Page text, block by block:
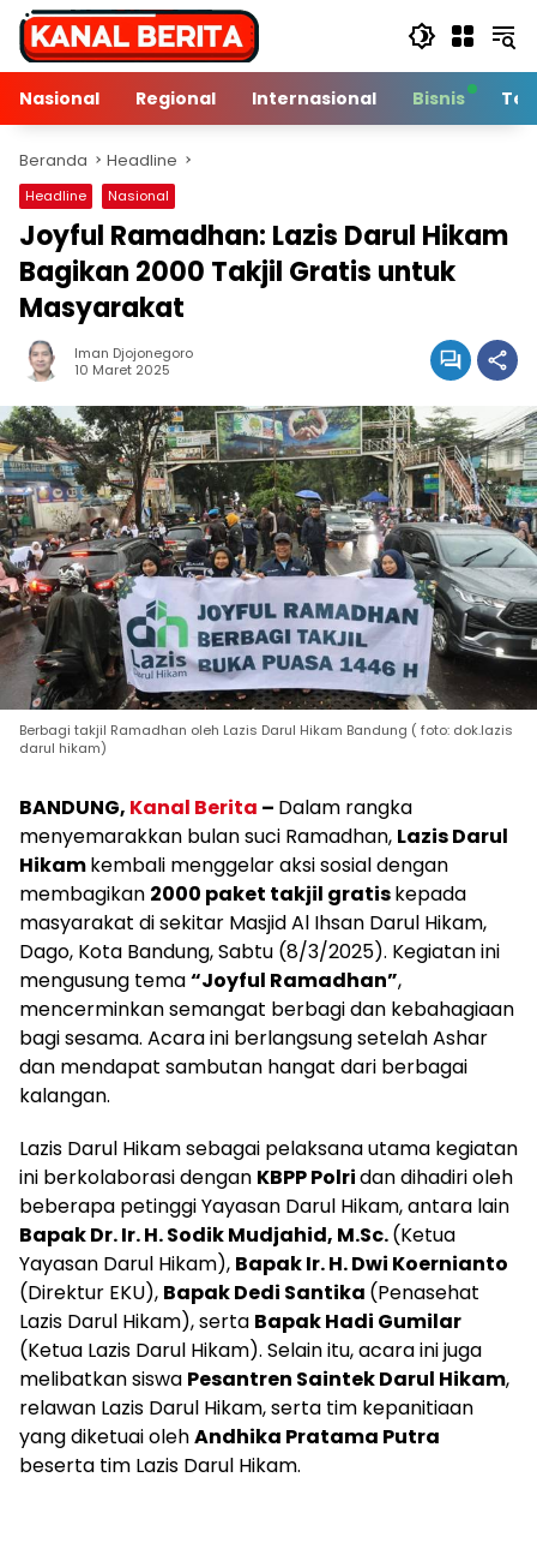
Langsung
konten
Nasional
Regional Internasional Bisnis
Beranda Headline
Headline Nasional
Joyful Ramadhan: Lazis Darul Hikam
Bagikan 2000 Takjil Gratis untuk
Masyarakat
Iman Djojonegoro
10 Maret 2025
Berbagi takjil Ramadhan oleh Lazis Darul Hikam Bandung ( foto: dok.lazis
darul hikam)
BANDUNG, Kanal Berita – Dalam rangka
menyemarakkan bulan suci Ramadhan, Lazis Darul
Hikamkembali menggelar aksi sosial dengan
membagikan 2000 paket takjil gratiskepada
masyarakat di sekitar Masjid Al Ihsan Darul Hikam,
Dago, Kota Bandung, Sabtu (8/3/2025). Kegiatan ini
mengusung tema“Joyful Ramadhan”,
mencerminkan semangat berbagi dan kebahagiaan
bagi sesama. Acara ini berlangsung setelah Ashar
dan mendapat sambutan hangat dari berbagai
kalangan.
Lazis Darul Hikam sebagai pelaksana utama kegiatan
ini berkolaborasi dengan KBPP Polridan dihadiri oleh
beberapa petinggi Yayasan Darul Hikam, antara lain
Bapak Dr. Ir. H. Sodik Mudjahid, M.Sc.(Ketua
Yayasan Darul Hikam), Bapak Ir. H. Dwi Koernianto
(Direktur EKU), Bapak Dedi Santika (Penasehat
Lazis Darul Hikam), serta Bapak Hadi Gumilar
(Ketua Lazis Darul Hikam). Selain itu, acara ini juga
melibatkan siswa Pesantren Saintek Darul Hikam,
relawan Lazis Darul Hikam, serta tim kepanitiaan
yang diketuai olehAndhika Pratama Putra
beserta tim Lazis Darul Hikam.